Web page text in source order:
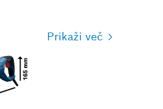
Prikaži več